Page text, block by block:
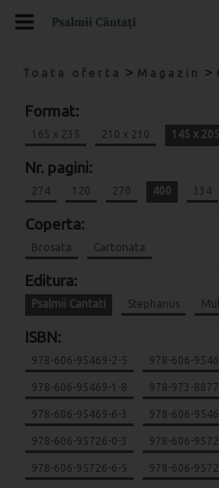
Toata oferta > Magazin >
Format:
165 x 235 210 x 210 145 x
Nr. pagini:
274 120 270 400 334
Coperta:
Brosata Cartonata
Editura:
Psalmii Cantati Stephanus
ISBN:
978-606-95469-2-5 978-606-
978-606-95469-1-8 978-973-
978-606-95469-6-3 978-606-
978-606-95726-0-3 978-606-
978-606-95726-6-5 978-606-